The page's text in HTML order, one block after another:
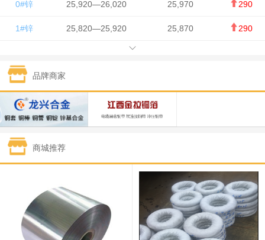
0#锌 25,920—26,020 25,970 290
1#锌 25,820—25,920 25,870 290
1#锡 434,000—436,000
1#镍 129,550—130,750
1#白银 15,100—15,110 15,105 -70
钯金
331,000 -10,000
89,000—95,000 92,000 1,000
2#锑 85,000—91,000 88,000 1,000
品牌商家
商城推荐